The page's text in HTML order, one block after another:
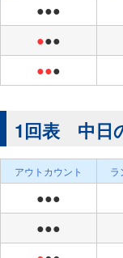
●●●
●●●
●●●
1回表 中日
アウトカウント ラ
●●●
●●●